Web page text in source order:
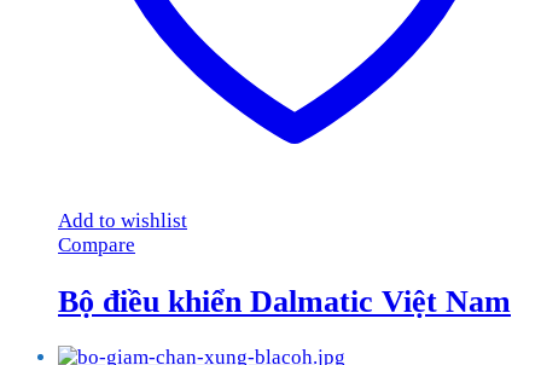
Add to wishlist
Compare
Bộ điều khiển Dalmatic Việt Nam